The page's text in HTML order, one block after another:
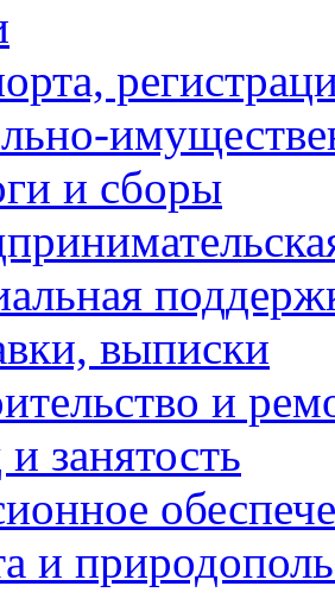
и сборы
выписки
и
занятость
и